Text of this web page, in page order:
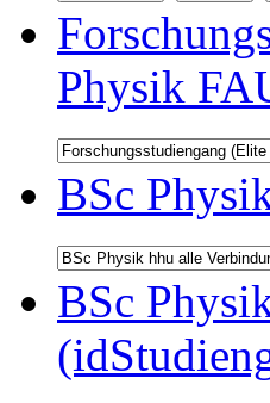
Physik
BSc
BSc